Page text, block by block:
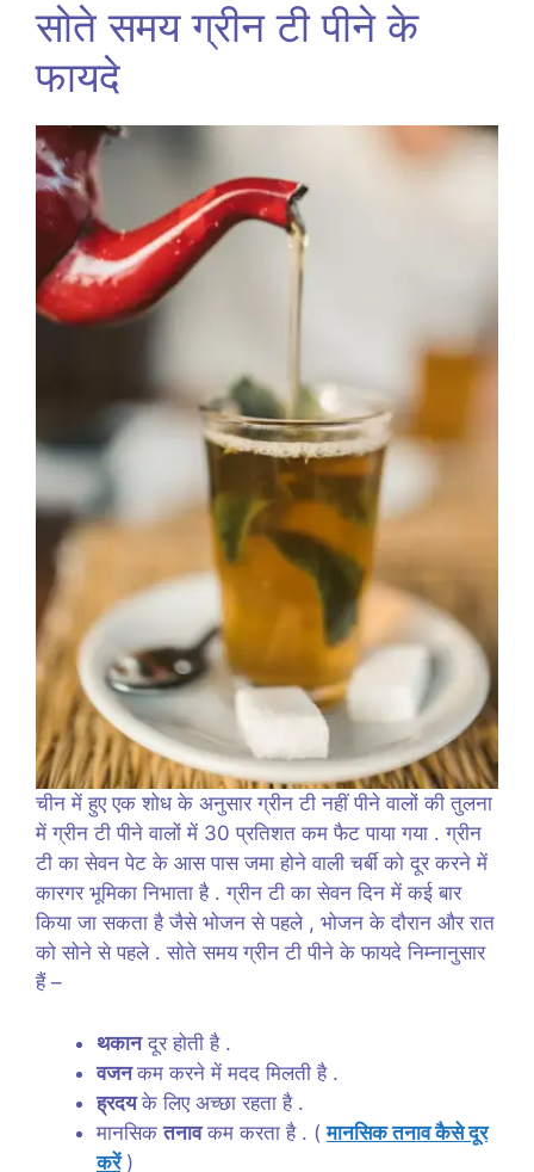
सोते समय ग्रीन टी पीने के
फायदे
चीन में हुए एक शोध के अनुसार ग्रीन टी नहीं पीने वालों की तुलना
में ग्रीन टी पीने वालों में 30 प्रतिशत कम फैट पाया गया . ग्रीन
टी का सेवन पेट के आस पास जमा होने वाली चर्बी को दूर करने में
कारगर भूमिका निभाता है . ग्रीन टी का सेवन दिन में कई बार
किया जा सकता है जैसे भोजन से पहले , भोजन के दौरान और रात
को सोने से पहले . सोते समय ग्रीन टी पीने के फायदे निम्नानुसार
हैं –
थकानदूर होती है .
वजनकम करने में मदद मिलती है .
ह्रदयके लिए अच्छा रहता है .
मानसिकतनावकम करता है . (मानसिक तनाव कैसे दूर
करें)